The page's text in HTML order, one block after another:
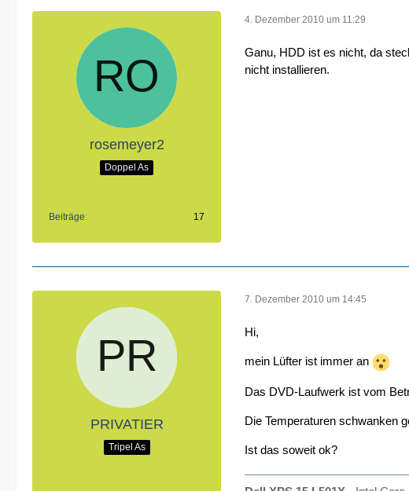
rosemeyer2
Doppel As
Beiträge 17
4. Dezember 2010 um 11:29
Ganu, HDD ist es nicht, da
nicht installieren.
PRIVATIER
Tripel As
7. Dezember 2010 um 14:45
Hi,
mein Lüfter ist immer an
Das DVD-Laufwerk ist vom
Die Temperaturen schwanken
Ist das soweit ok?